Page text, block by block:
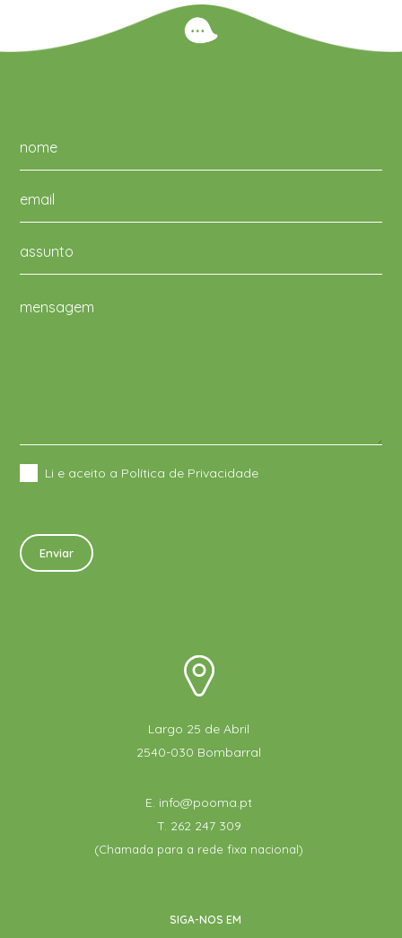
Li e aceito a Política de Privacidade
Largo 25 de Abril
2540-030 Bombarral
E. info@pooma.pt
T. 262 247 309
(Chamada para a rede fixa nacional)
SIGA-NOS EM